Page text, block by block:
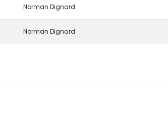
Norman Dignard
Norman Dignard